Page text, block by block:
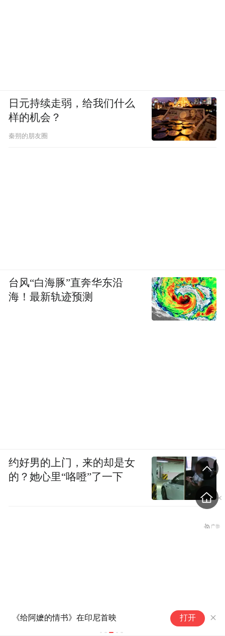
《给阿嬷的情书》在印尼首映 打开
日元持续走弱，给我们什么
样的机会？
秦朔的朋友圈
台风“白海豚”直奔华东沿
海！最新轨迹预测
约好男的上门，来的却是女
的？她心里“咯噔”了一下